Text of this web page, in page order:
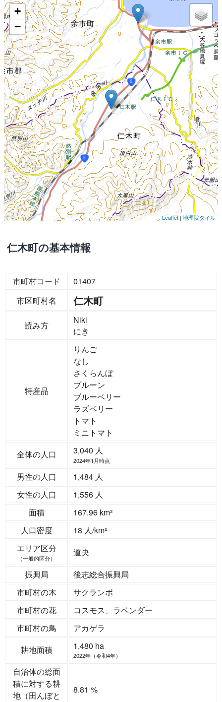
+
−
Leaflet| 地理院タイル
仁木町の基本情報
市町村コード
01407
市区町村名
仁木町
読み方
Niki
にき
特産品
りんご
なし
さくらんぼ
プルーン
ブルーベリー
ラズベリー
トマト
ミニトマト
全体の人口
3,040 人
2024年1月時点
男性の人口
1,484 人
女性の人口
1,556 人
面積
167.96 km²
人口密度
18 人/km²
エリア区分
（一般的区分）
道央
振興局
後志総合振興局
市町村の木
サクランボ
市町村の花
コスモス、ラベンダー
市町村の鳥
アカゲラ
耕地面積
1,480 ha
2022年（令和4年）
自治体の総面
積に対する耕
地（田んぼと
8.81 %